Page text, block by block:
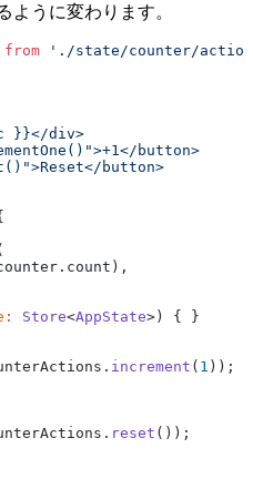
ように変わります。
from './state/counter/
}}</div>
button>
button>
: Store<AppState>) { }
increment ( 1 ));
reset ());